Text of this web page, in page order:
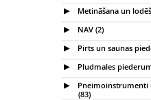
Metināšana un
NAV (2)
Pirts un saunas
Pludmales
Pneimoinstrumenti
(83)